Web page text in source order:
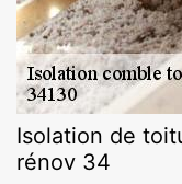
Isolation de
rénov 34